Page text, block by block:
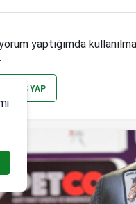
yaptığımda
GIRIŞ YAP